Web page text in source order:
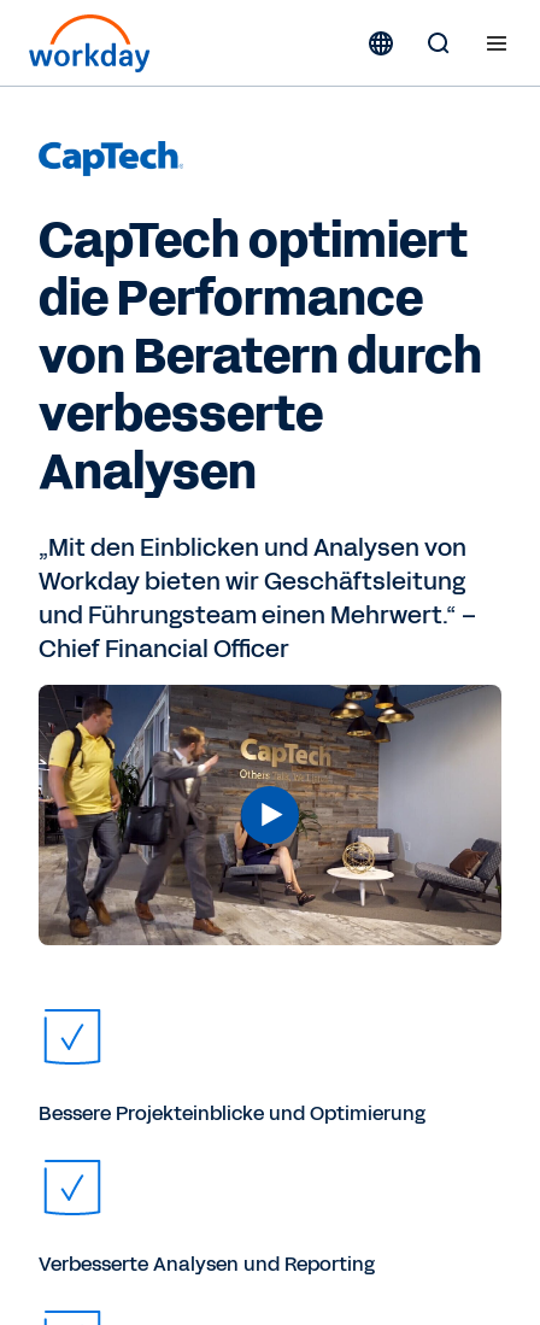
CapTech optimiert
die Performance
von Beratern durch
verbesserte
Analysen
„Mit den Einblicken und Analysen von
Workday bieten wir Geschäftsleitung
und Führungsteam einen Mehrwert.“ –
Chief Financial Officer
Bessere Projekteinblicke und Optimierung
Verbesserte Analysen und Reporting